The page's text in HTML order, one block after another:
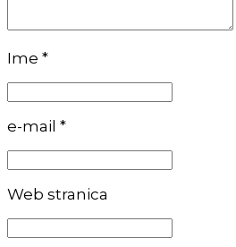
Ime *
e-mail *
Web stranica